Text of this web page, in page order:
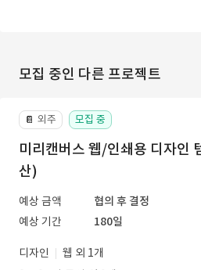
모집 중인 다른 프로젝트
📔 외주 모집 중
미리캔버스 웹/인쇄용 디자인
산)
예상 금액
협의 후 결정
예상 기간
180일
디자인
웹 외 1개